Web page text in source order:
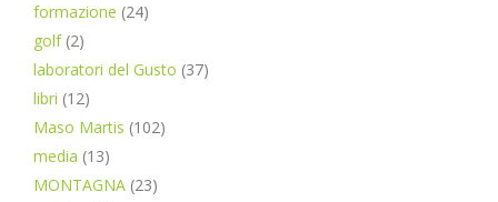
formazione (24)
golf(2)
laboratori del Gusto (37)
libri (12)
Maso Martis (102)
media (13)
MONTAGNA (23)